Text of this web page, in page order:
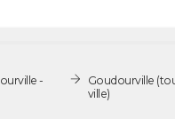
-
Goudourville
ville)